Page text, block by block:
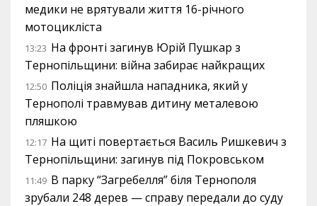
медики не врятували життя 16-річного
мотоцикліста
13:23 На фронті загинув Юрій Пушкар з
Тернопільщини: війна забирає найкращих
12:50 Поліція знайшла нападника, який у
Тернополі травмував дитину металевою
пляшкою
12:17 На щиті повертається Василь Ришкевич з
Тернопільщини: загинув під Покровськом
11:49 В парку “Загребелля” біля Тернополя
зрубали 248 дерев — справу передали до суду